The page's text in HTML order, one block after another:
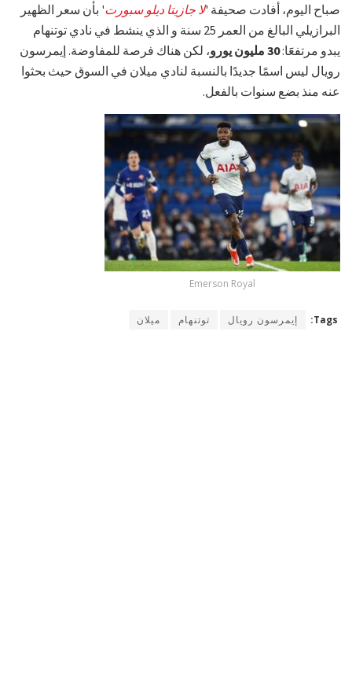
صباح اليوم، أفادت صحيفة 'لا جازيتا ديلو سبورت' بأن سعر الظهير
البرازيلي البالغ من العمر 25 سنة و الذي ينشط في نادي توتنهام
يبدو مرتفعََا:30 مليون يورو
، لكن هناك فرصة للمفاوضة. إيمرسون
رويال ليس اسمًا جديدًا بالنسبة لنادي ميلان في السوق حيث بحثوا
عنه منذ بضع سنوات بالفعل.
Emerson Royal
Tags: إيمرسون رويال توتنهام ميلان